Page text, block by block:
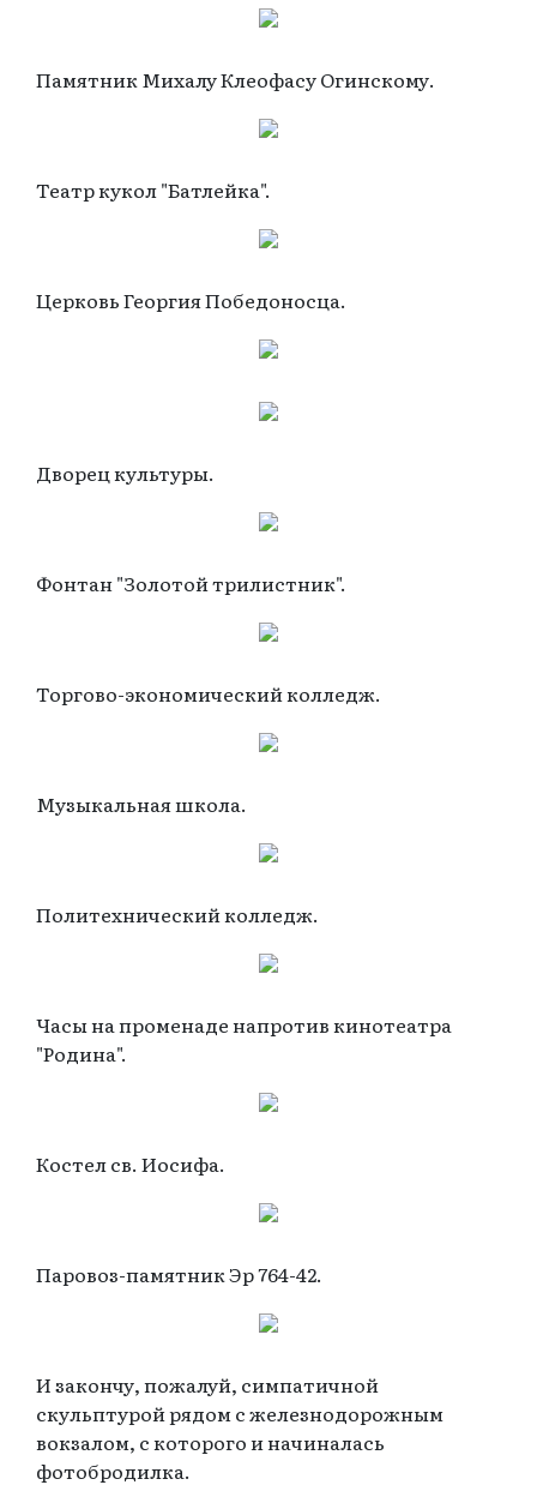
Памятник Михалу Клеофасу Огинскому.
Театр кукол "Батлейка".
Церковь Георгия Победоносца.
Дворец культуры.
Фонтан "Золотой трилистник".
Торгово-экономический колледж.
Музыкальная школа.
Политехнический колледж.
Часы на променаде напротив кинотеатра
"Родина".
Костел св. Иосифа.
Паровоз-памятник Эр 764-42.
И закончу, пожалуй, симпатичной
скульптурой рядом с железнодорожным
вокзалом, с которого и начиналась
фотобродилка.